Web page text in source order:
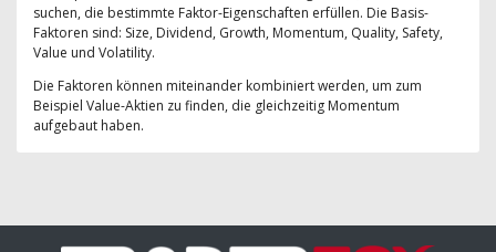
suchen, die bestimmte Faktor-Eigenschaften erfüllen. Die Basis-
Faktoren sind: Size, Dividend, Growth, Momentum, Quality, Safety,
Value und Volatility.
Die Faktoren können miteinander kombiniert werden, um zum
Beispiel Value-Aktien zu finden, die gleichzeitig Momentum
aufgebaut haben.